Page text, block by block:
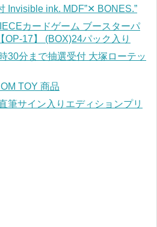
Invisible ink. MDF”✕ BONES.”
カードゲーム ブースターパ
OP-17】 (BOX)24パック入り
30分まで抽選受付 大塚ローテッ
TOY 商品
筆サイン入りエディションプリ